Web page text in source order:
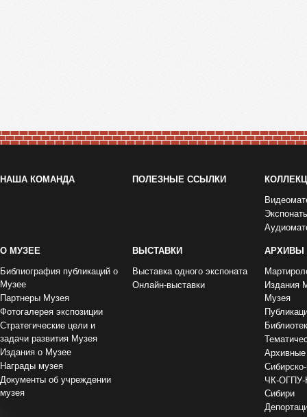
НАША КОМАНДА ПОЛЕЗНЫЕ ССЫЛКИ
О МУЗЕЕ
Библиография публикаций о
Музее
Партнеры Музея
Фотогалерея экспозиции
Стратегические цели и
задачи развития Музея
Издания о Музее
Награды музея
Документы об учреждении
музея
ВЫСТАВКИ
Выставка одного экспоната
Онлайн-выставки
АРХИВЫ
Издания
Музея
ЧК-
Сибири